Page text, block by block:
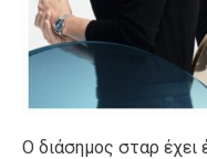
Ο διάσημος σταρ έχει